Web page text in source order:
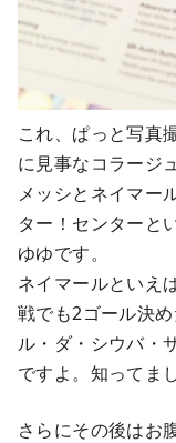
これ、ぱっと写真
に見事なコラージ
メッシとネイマー
ター！センターと
ゆゆです。
ネイマールといえ
戦でも2ゴール決
ル・ダ・シウバ・
ですよ。知ってま
さらにその後はお